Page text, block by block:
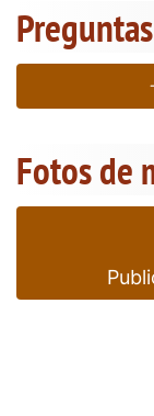
Preguntas
Fotos de